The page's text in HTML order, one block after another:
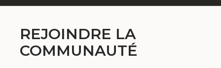
REJOINDRE LA
COMMUNAUTÉ